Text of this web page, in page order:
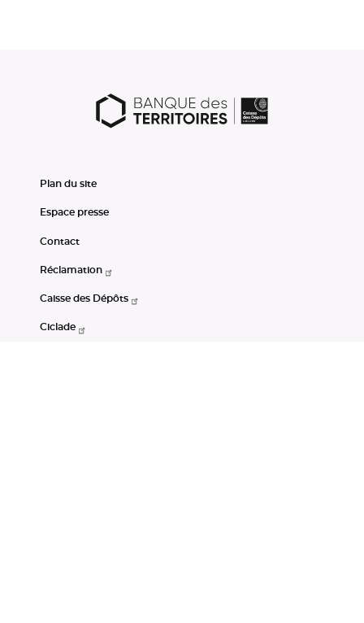
Plan du site
Espace presse
Contact
Réclamation
Caisse des Dépôts
Ciclade